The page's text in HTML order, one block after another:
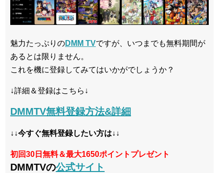
魅力たっぷりのDMM TVですが、いつまでも無料期間が
あるとは限りません。
これを機に登録してみてはいかがでしょうか？
↓詳細＆登録はこちら↓
DMMTV無料登録方法&詳細
↓↓今すぐ無料登録したい方は↓↓
初回30日無料＆最大1650ポイントプレゼント
DMMTVの公式サイト